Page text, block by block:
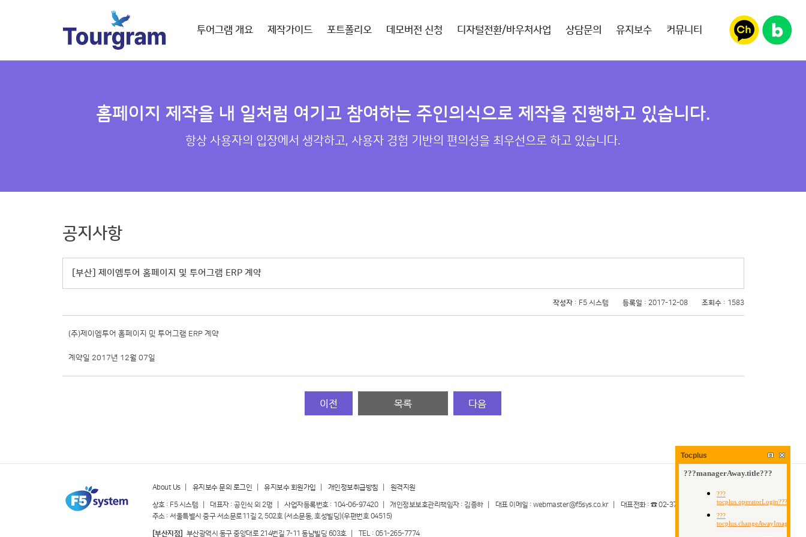
투어그램 개요 제작가이드 포트폴리오 데모버전 신청 디자털전환/바우처사업 상담문의 유지보수 커뮤니티
홈페이지 제작을 내 일처럼 여기고 참여하는 주인의식으로 제작을 진행하고 있습니다.
항상 사용자의 입장에서 생각하고, 사용자 경험 기반의 편의성을 최우선으로 하고 있습니다.
공지사항
[부산] 제이엠투어 홈페이지 및 투어그램 ERP 계약
작성자: F5 시스템 등록일 : 2017-12-08 조회수: 1583
(주)제이엠투어 홈페이지 및 투어그램 ERP 계약
계약일 2017년 12월 07일
About Us| 유지보수 문의 로그인 유지보수 회원가입 개인정보취급방침 원격지원
상호 : F5 시스템 | 대표자 : 공인식 외 2명 | 사업자등록번호 : 104-06-97420 | 개인정보보호관리책임자 : 김종하 | 대표 이메일 : webmaster@f5sys.co.kr | 대표전화 : ☎ 02-3789-5298
주소 : 서울특별시 중구 서소문로11길 2, 502호 (서소문동, 호성빌딩)(우편번호 04515)
[부산지점] 부산광역시 동구 중앙대로 214번길 7-11 동남빌딩 603호 | TEL : 051-265-7774
Tocplus